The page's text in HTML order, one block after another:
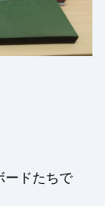
ードたちで